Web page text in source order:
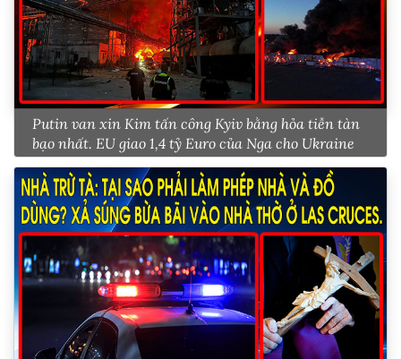
Putin van xin Kim tấn công Kyiv bằng hỏa tiễn tàn
bạo nhất. EU giao 1,4 tỷ Euro của Nga cho Ukraine